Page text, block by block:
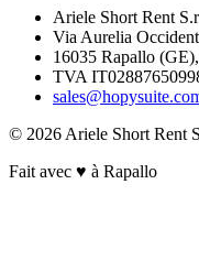
Ariele Short Rent
Via Aurelia
16035 Rapallo
TVA
© 2026 Ariele Short Rent
Fait avec ♥ à Rapallo